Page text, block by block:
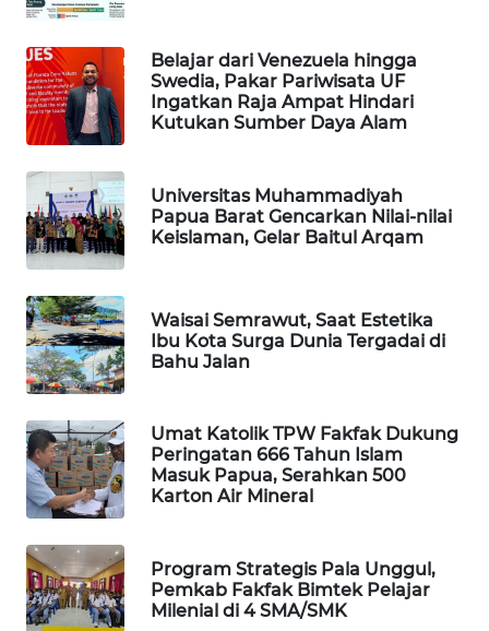
Belajar dari Venezuela hingga
Swedia, Pakar Pariwisata UF
Ingatkan Raja Ampat Hindari
Kutukan Sumber Daya Alam
Universitas Muhammadiyah
Papua Barat Gencarkan Nilai-nilai
Keislaman, Gelar Baitul Arqam
Waisai Semrawut, Saat Estetika
Ibu Kota Surga Dunia Tergadai di
Bahu Jalan
Umat Katolik TPW Fakfak Dukung
Peringatan 666 Tahun Islam
Masuk Papua, Serahkan 500
Karton Air Mineral
Program Strategis Pala Unggul,
Pemkab Fakfak Bimtek Pelajar
Milenial di 4 SMA/SMK
KONSUMEN
FORWAMKI
ALPERKLINAS
FORJASIDA
TAMBANG
NEWS
SITUNGIR
NEWS
SIDIKALANG
NEWS
NEWS
METRO